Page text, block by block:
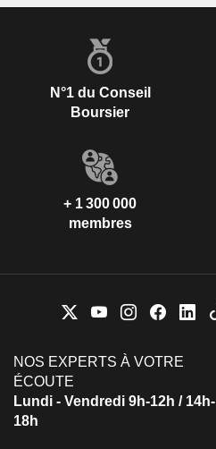
N°1 du Conseil
Boursier
+ 1 300 000
membres
NOS EXPERTS À VOTRE
ÉCOUTE
Lundi - Vendredi 9h-12h / 14h-
18h